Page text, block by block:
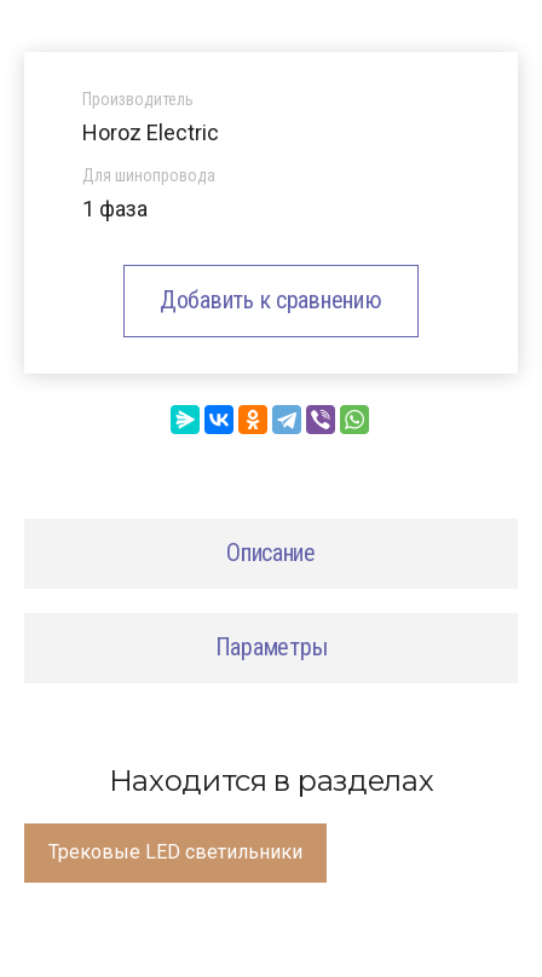
Производитель
Horoz Electric
Для шинопровода
1 фаза
Добавить к сравнению
Описание
Параметры
Находится в разделах
Трековые LED светильники